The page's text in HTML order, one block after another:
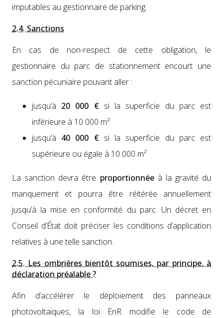
imputa­bles au ges­tion­naire de park­ing.
2.4. Sanctions
En cas de non-respect de cette oblig­a­tion, le
ges­tion­naire du parc de sta­tion­nement encourt une
sanc­tion pécu­ni­aire pou­vant aller :
jusqu’à 20 000 €si la super­fi­cie du parc est
inférieure à 10 000 m²
jusqu’à 40 000 €si la super­fi­cie du parc est
supérieure ou égale à 10 000 m²
La sanc­tion devra être pro­por­tion­née à la grav­ité du
man­que­ment et pour­ra être réitérée annuelle­ment
jusqu’à la mise en con­for­mité du parc. Un décret en
Con­seil d’État doit pré­cis­er les con­di­tions d’application
rel­a­tives à une telle sanc­tion.
2.5. Les ombrières bientôt soumises, par principe, à
déclaration préalable ?
Afin d’accélérer le déploiement des pan­neaux
pho­to­voltaïques, la loi EnR mod­i­fie le code de